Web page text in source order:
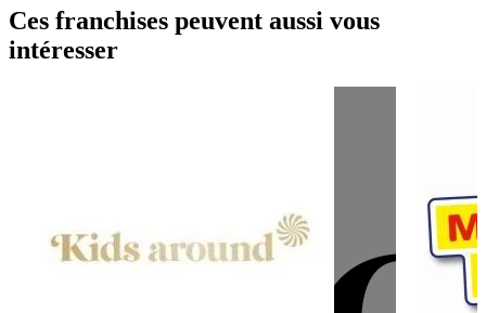
Ces franchises peuvent aussi vous
intéresser